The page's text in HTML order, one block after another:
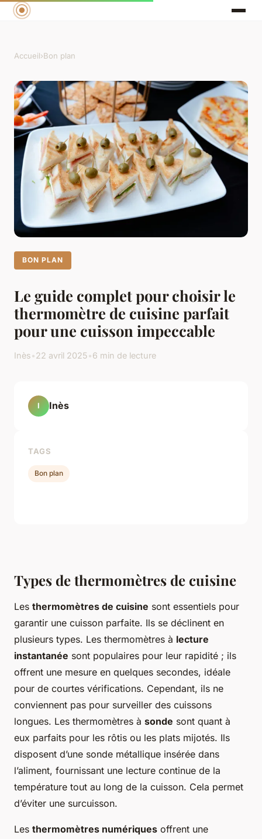
Accueil›Bon plan
BON PLAN
Le guide complet pour choisir le
thermomètre de cuisine parfait
pour une cuisson impeccable
Inès•22 avril 2025•6 min de lecture
Types de thermomètres de cuisine
Les thermomètres de cuisine sont essentiels pour
garantir une cuisson parfaite. Ils se déclinent en
plusieurs types. Les thermomètres à lecture
instantanée sont populaires pour leur rapidité ; ils
offrent une mesure en quelques secondes, idéale
pour de courtes vérifications. Cependant, ils ne
conviennent pas pour surveiller des cuissons
longues. Les thermomètres à sonde sont quant à
eux parfaits pour les rôtis ou les plats mijotés. Ils
disposent d’une sonde métallique insérée dans
l’aliment, fournissant une lecture continue de la
température tout au long de la cuisson. Cela permet
d’éviter une surcuisson.
Les thermomètres numériques offrent une
I Inès
TAGS
Bon plan